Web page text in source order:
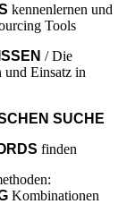
kennenlernen und
Tools
/ Die
und Einsatz in
SUCHE
finden
Kombinationen